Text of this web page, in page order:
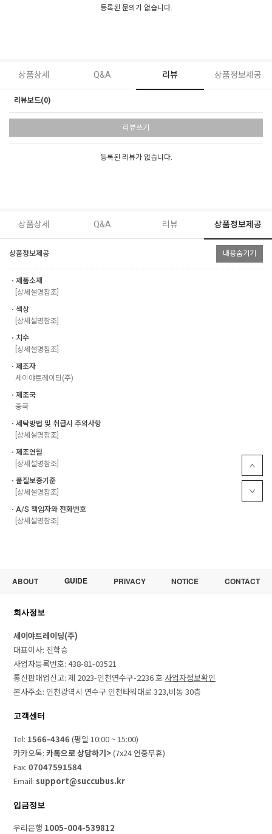
등록된 문의가 없습니다.
상품상세 Q&A 리뷰 상품정보제공
리뷰보드(0)
리뷰쓰기
등록된 리뷰가 없습니다.
상품상세 Q&A 리뷰 상품정보제공
상품정보제공 내용숨기기
ㆍ제품소재
[상세설명참조]
ㆍ색상
[상세설명참조]
ㆍ치수
[상세설명참조]
ㆍ제조자
세이야트레이딩(주)
ㆍ제조국
중국
ㆍ세탁방법 및 취급시 주의사항
[상세설명참조]
ㆍ제조연월
[상세설명참조]
ㆍ품질보증기준
[상세설명참조]
ㆍA/S 책임자와 전화번호
[상세설명참조]
ABOUT GUIDE PRIVACY NOTICE CONTACT
회사정보
세이야트레이딩(주)
대표이사: 진학승
사업자등록번호: 438-81-03521
통신판매업신고: 제 2023-인천연수구-2236 호 사업자정보확인
본사주소: 인천광역시 연수구 인천타워대로 323,비동 30층
고객센터
Tel: 1566-4346 (평일 10:00 ~ 15:00)
카카오톡:카톡으로 상담하기>(7x24 연중무휴)
Fax:07047591584
Email:support@succubus.kr
입금정보
우리은행 1005-004-539812